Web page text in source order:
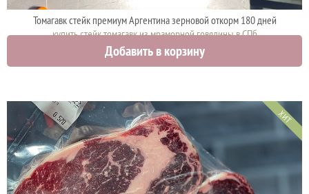
Томагавк стейк премиум Аргентина зерновой откорм 180 дней
купить стейк томагавк из мраморной говядины в СПб
4270 руб.
Добавить в корзину
ХИТ